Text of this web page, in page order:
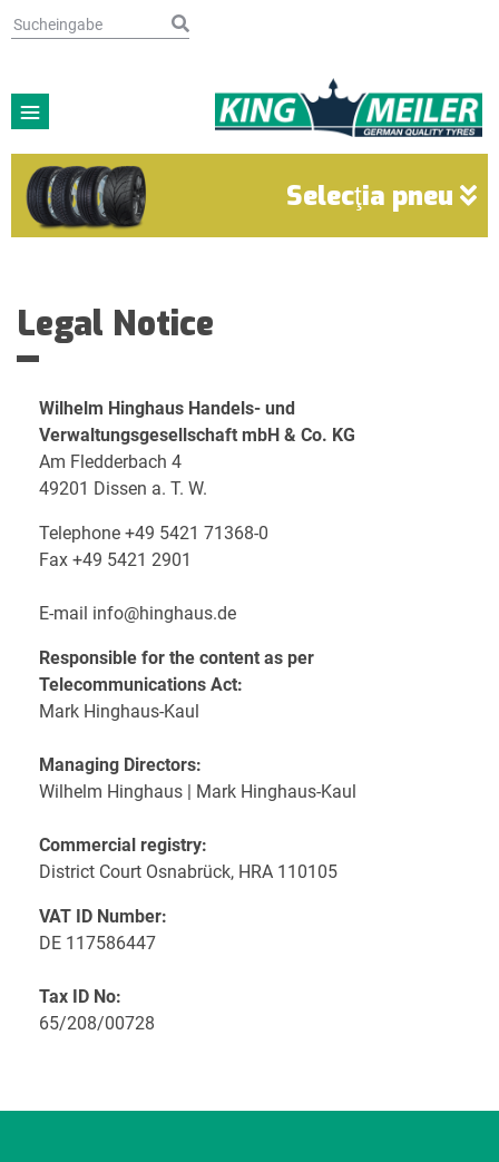
Selecţia pneu
Legal Notice
Wilhelm Hinghaus Handels- und
Verwaltungsgesellschaft mbH & Co. KG
Am Fledderbach 4
49201 Dissen a. T. W.
Telephone +49 5421 71368-0
Fax +49 5421 2901
E-mail info@i-like-no-spam.
hinghaus.de
Responsible for the content as per
Telecommunications Act:
Mark Hinghaus-Kaul
Managing Directors:
Wilhelm Hinghaus | Mark Hinghaus-Kaul
Commercial registry:
District Court Osnabrück, HRA 110105
VAT ID Number:
DE 117586447
Tax ID No:
65/208/00728